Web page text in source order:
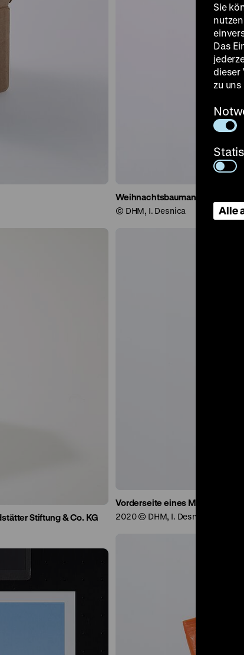
Weihnachtsbaumanhänger
© DHM, I. Desnica
Stiftung & Co. KG
Vorderseite eines Mund-Nasen-
2020 © DHM, I. Desnica
Sie
Das
dieser
zu uns
Alle